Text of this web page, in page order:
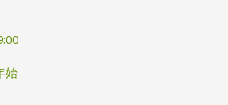
始